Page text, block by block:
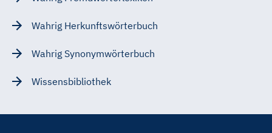
Wahrig Herkunftswörterbuch
Wahrig Synonymwörterbuch
Wissensbibliothek